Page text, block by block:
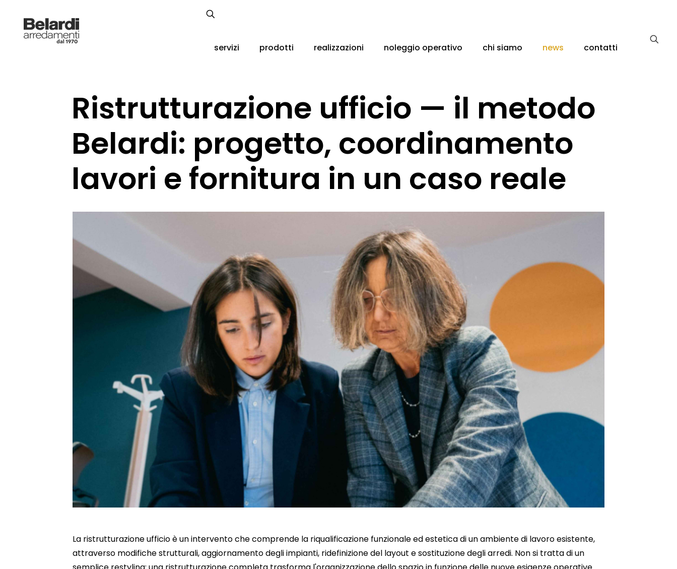
servizi prodotti realizzazioni noleggio operativo chi siamo news contatti
Ristrutturazione ufficio — il metodo
Belardi: progetto, coordinamento
lavori e fornitura in un caso reale
La ristrutturazione ufficio è un intervento che comprende la riqualificazione funzionale ed estetica di un ambiente di lavoro esistente,
attraverso modifiche strutturali, aggiornamento degli impianti, ridefinizione del layout e sostituzione degli arredi. Non si tratta di un